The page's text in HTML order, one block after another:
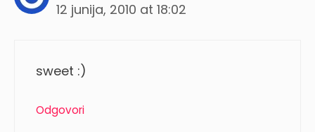
12 junija, 2010 at 18:02
sweet :)
Odgovori